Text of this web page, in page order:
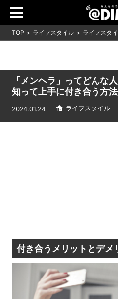
TOP ライフスタイル ライフスタ
「メンヘラ」ってどんな
知って上手に付き合う方法
2024.01.24 ライフスタイル
付き合うメリットとデメ